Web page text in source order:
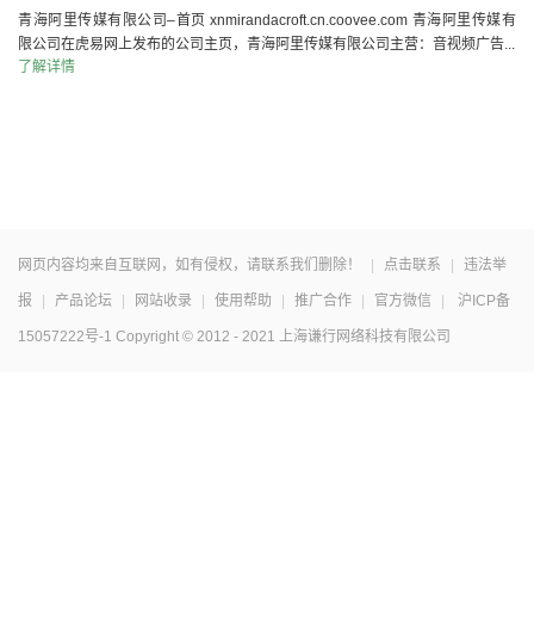
青海阿里传媒有限公司–首页 xnmirandacroft.cn.coovee.com 青海阿里传媒有
限公司在虎易网上发布的公司主页，青海阿里传媒有限公司主营：音视频广告...
了解详情
网页内容均来自互联网，如有侵权，请联系我们删除！ 点击联系 违法举
报 产品论坛 网站收录 使用帮助 推广合作 官方微信 沪ICP备
15057222号-1 Copyright © 2012 - 2021 上海谦行网络科技有限公司